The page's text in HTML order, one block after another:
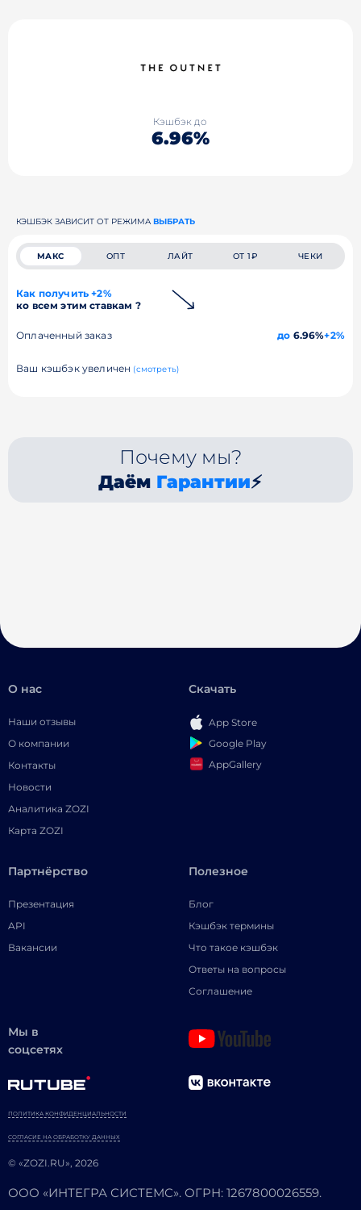
Кэшбэк до
6.96%
КЭШБЭК ЗАВИСИТ ОТ РЕЖИМА ВЫБРАТЬ
МАКС ОПТ ЛАЙТ ОТ 1₽ ЧЕКИ
Как получить +2%
ко всем этим ставкам ?
Оплаченный заказ до 6.96%+2%
Ваш кэшбэк увеличен (смотреть)
Почему мы?
Даём Гарантии⚡
О нас
Наши отзывы
О компании
Контакты
Новости
Аналитика ZOZI
Карта ZOZI
Скачать
App Store
Google Play
AppGallery
Партнёрство
Презентация
API
Вакансии
Полезное
Блог
Кэшбэк термины
Что такое кэшбэк
Ответы на вопросы
Соглашение
Мы в
соцсетях
© «ZOZI.RU», 2026
ПОЛИТИКА КОНФИДЕНЦИАЛЬНОСТИ
СОГЛАСИЕ НА ОБРАБОТКУ ДАННЫХ
ООО «ИНТЕГРА СИСТЕМС». ОГРН: 1267800026559.